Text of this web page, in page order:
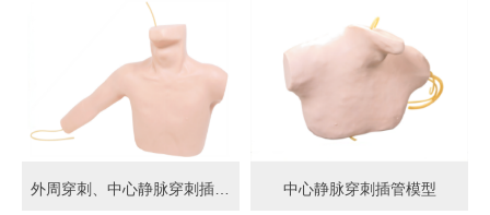
外周穿刺、中心静脉穿刺插管模型 中心静脉穿刺插管模型